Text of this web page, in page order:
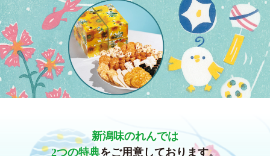
新潟味のれんでは
2つの特典をご用意しております。